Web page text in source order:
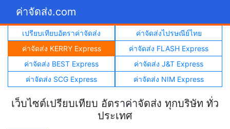
ค่าจัดส่ง.com
เปรียบเทียบอัตราค่าจัดส่ง
ค่าจัดส่งไปรษณีย์ไทย
ค่าจัดส่ง KERRY Express
ค่าจัดส่ง FLASH Express
ค่าจัดส่ง BEST Express
ค่าจัดส่ง J&T Express
ค่าจัดส่ง SCG Express
ค่าจัดส่ง NIM Express
เว็บไซต์เปรียบเทียบ อัตราค่าจัดส่ง ทุกบริษัท ทั่ว
ประเทศ